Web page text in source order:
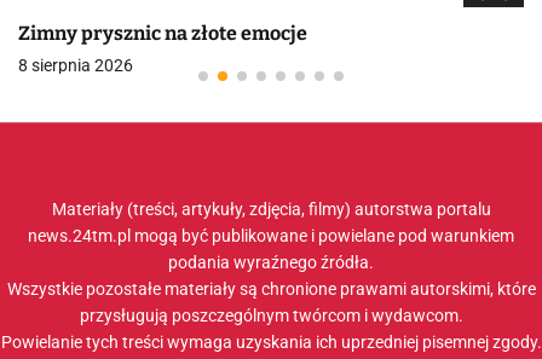
Zimny prysznic na złote emocje
8 sierpnia 2026
Materiały (treści, artykuły, zdjęcia, filmy) autorstwa portalu
news.24tm.pl mogą być publikowane i powielane pod warunkiem
podania wyraźnego źródła.
Wszystkie pozostałe materiały są chronione prawami autorskimi, które
przysługują poszczególnym twórcom i wydawcom.
Powielanie tych treści wymaga uzyskania ich uprzedniej pisemnej zgody.